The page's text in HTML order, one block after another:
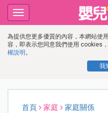
為提供您更多優質的內容，本網站使
容，即表示您同意我們使用 cookies
權說明 。
我
Toggle
navigation
首頁 家庭 家庭關係